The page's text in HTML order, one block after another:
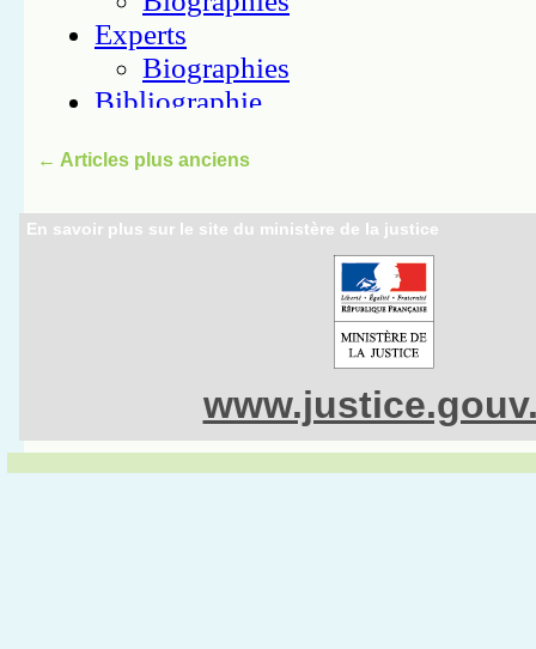
← Articles plus anciens
En savoir plus sur le site du ministère de la justice